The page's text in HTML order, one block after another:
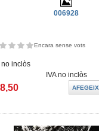
006928
Encara sense vots
no inclòs
IVA no inclòs